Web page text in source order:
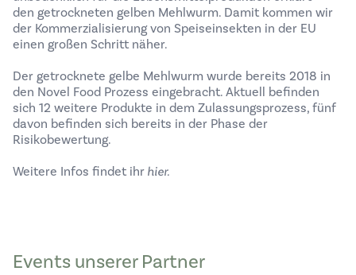
den getrockneten gelben Mehlwurm. Damit kommen wir
der Kommerzialisierung von Speiseinsekten in der EU
einen großen Schritt näher.
Der getrocknete gelbe Mehlwurm wurde bereits 2018 in
den Novel Food Prozess eingebracht. Aktuell befinden
sich 12 weitere Produkte in dem Zulassungsprozess, fünf
davon befinden sich bereits in der Phase der
Risikobewertung.
Weitere Infos findet ihr hier.
Events unserer Partner